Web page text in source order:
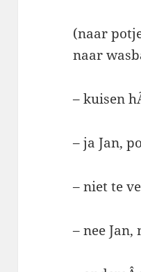
(naar
naar
– kuisen
– ja Jan,
– niet te
– nee Jan,